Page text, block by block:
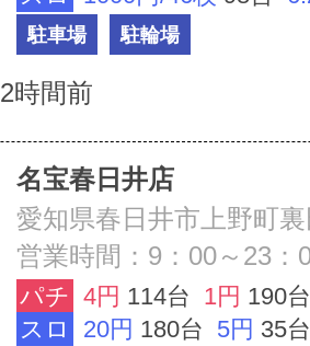
駐車場 駐輪場
2時間前
名宝春日井店
愛知県春日井市上野町
営業時間：9：00～23：
パチ 4円 114台 1円 190台
スロ
20円 180台 5円 35台